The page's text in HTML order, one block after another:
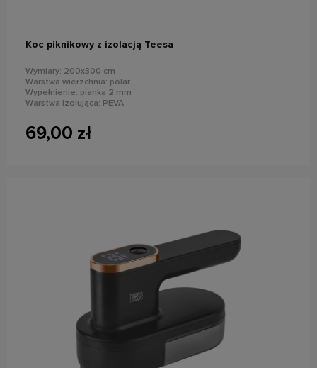
Koc piknikowy z izolacją Teesa
Wymiary: 200x300 cm
Warstwa wierzchnia: polar
Wypełnienie: pianka 2 mm
Warstwa izolująca: PEVA
Wodoodporny
69,00 zł
do koszyka